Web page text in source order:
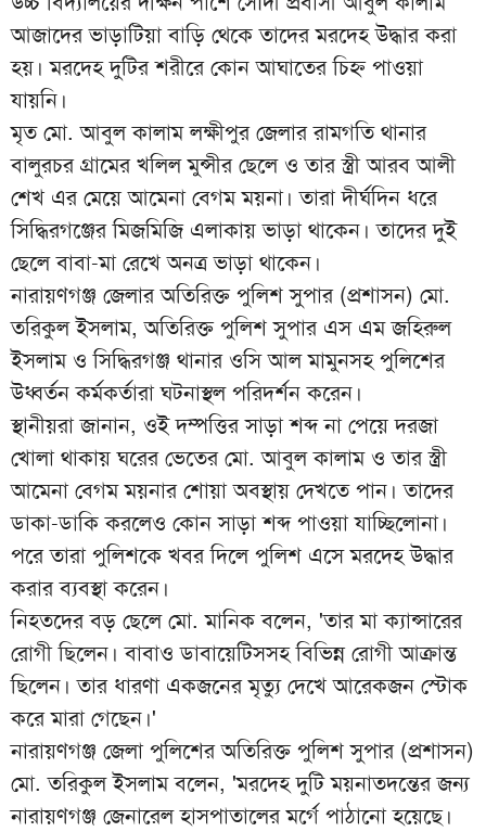
আজাদের ভাড়াটিয়া বাড়ি থেকে তাদের মরদেহ উদ্ধার করা
হয়। মরদেহ দুটির শরীরে কোন আঘাতের চিহ্ন পাওয়া
যায়নি।
মৃত মো. আবুল কালাম লক্ষীপুর জেলার রামগতি থানার
বালুরচর গ্রামের খলিল মুন্সীর ছেলে ও তার স্ত্রী আরব আলী
শেখ এর মেয়ে আমেনা বেগম ময়না। তারা দীর্ঘদিন ধরে
সিদ্ধিরগঞ্জের মিজমিজি এলাকায় ভাড়া থাকেন। তাদের দুই
ছেলে বাবা-মা রেখে অনত্র ভাড়া থাকেন।
নারায়ণগঞ্জ জেলার অতিরিক্ত পুলিশ সুপার (প্রশাসন) মো.
তরিকুল ইসলাম, অতিরিক্ত পুলিশ সুপার এস এম জহিরুল
ইসলাম ও সিদ্ধিরগঞ্জ থানার ওসি আল মামুনসহ পুলিশের
উধ্বর্তন কর্মকর্তারা ঘটনাস্থল পরিদর্শন করেন।
স্থানীয়রা জানান, ওই দম্পত্তির সাড়া শব্দ না পেয়ে দরজা
খোলা থাকায় ঘরের ভেতের মো. আবুল কালাম ও তার স্ত্রী
আমেনা বেগম ময়নার শোয়া অবস্থায় দেখতে পান। তাদের
ডাকা-ডাকি করলেও কোন সাড়া শব্দ পাওয়া যাচ্ছিলোনা।
পরে তারা পুলিশকে খবর দিলে পুলিশ এসে মরদেহ উদ্ধার
করার ব্যবস্থা করেন।
নিহতদের বড় ছেলে মো. মানিক বলেন, 'তার মা ক্যান্সারের
রোগী ছিলেন। বাবাও ডাবায়েটিসসহ বিভিন্ন রোগী আক্রান্ত
ছিলেন। তার ধারণা একজনের মৃত্যু দেখে আরেকজন স্টোক
করে মারা গেছেন।'
নারায়ণগঞ্জ জেলা পুলিশের অতিরিক্ত পুলিশ সুপার (প্রশাসন)
মো. তরিকুল ইসলাম বলেন, 'মরদেহ দুটি ময়নাতদন্তের জন্য
নারায়ণগঞ্জ জেনারেল হাসপাতালের মর্গে পাঠানো হয়েছে।